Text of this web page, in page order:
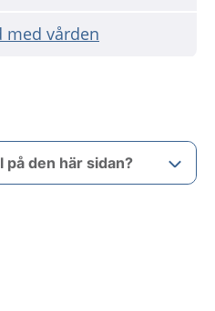
med vården
den här sidan?